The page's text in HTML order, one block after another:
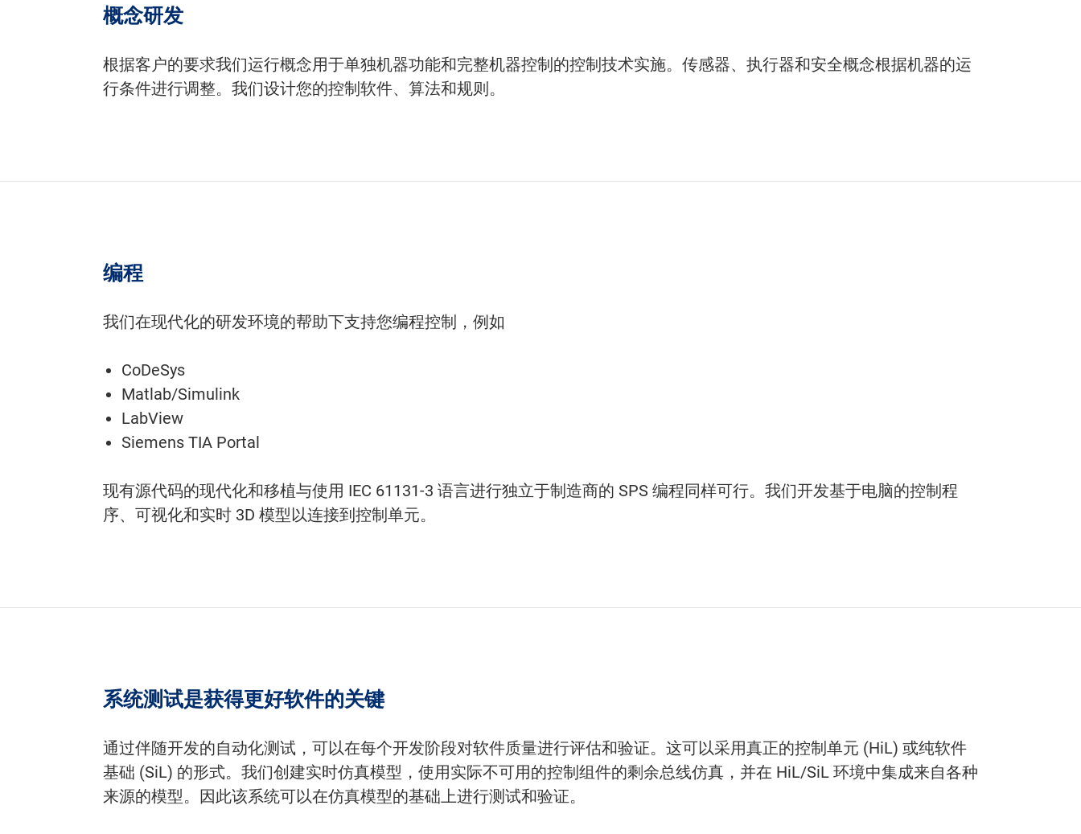
概念研发
根据客户的要求我们运行概念用于单独机器功能和完整机器控制的控制技术实施。传感器、执行器和安全概念根据机器的运
行条件进行调整。我们设计您的控制软件、算法和规则。
编程
我们在现代化的研发环境的帮助下支持您编程控制，例如
CoDeSys
Matlab/Simulink
LabView
Siemens TIA Portal
现有源代码的现代化和移植与使用 IEC 61131-3 语言进行独立于制造商的 SPS 编程同样可行。我们开发基于电脑的控制程
序、可视化和实时 3D 模型以连接到控制单元。
系统测试是获得更好软件的关键
通过伴随开发的自动化测试，可以在每个开发阶段对软件质量进行评估和验证。这可以采用真正的控制单元 (HiL) 或纯软件
基础 (SiL) 的形式。我们创建实时仿真模型，使用实际不可用的控制组件的剩余总线仿真，并在 HiL/SiL 环境中集成来自各种
来源的模型。因此该系统可以在仿真模型的基础上进行测试和验证。